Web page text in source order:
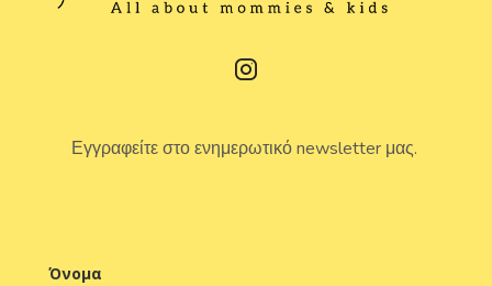
Εγγραφείτε στο ενημερωτικό newsletter μας.
Όνομα